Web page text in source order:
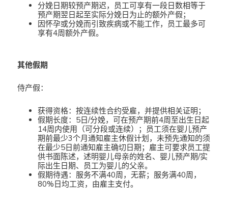
分娩日期较预产期迟，员工可享有一段日数相等于
预产期翌日起至实际分娩日为止的额外产假；
因怀孕或分娩而引致疾病或不能工作，员工最多可
享有4周额外产假。
其他假期
侍产假：
获得资格：按连续性合约受雇，并提供相关证明；
假期长度：5日/分娩，可在预产期前4周至出生日起
14周内使用（可分段或连续）；员工须在婴儿预产
期前最少3个月通知雇主休假计划，未预先通知的须
在最少5日前通知雇主确切日期；雇主可要求员工提
供书面陈述，述明婴儿母亲的姓名、婴儿预产期/实
际出生日期、员工为婴儿的父亲。
假期待遇：服务不满40周，无薪；服务满40周，
80%日均工资，由雇主支付。